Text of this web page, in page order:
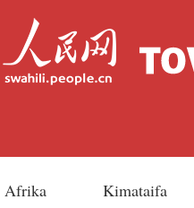
Afrika Kimataifa